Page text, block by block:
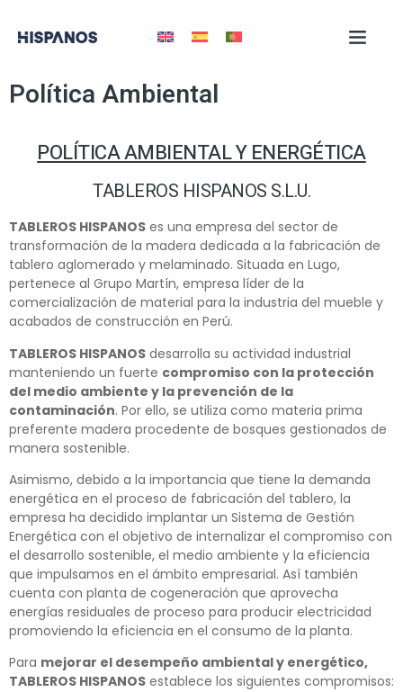
Política Ambiental
POLÍTICA AMBIENTAL Y ENERGÉTICA
TABLEROS HISPANOS S.L.U.
TABLEROS HISPANOS es una empresa del sector de
transformación de la madera dedicada a la fabricación de
tablero aglomerado y melaminado. Situada en Lugo,
pertenece al Grupo Martín, empresa líder de la
comercialización de material para la industria del mueble y
acabados de construcción en Perú.
TABLEROS HISPANOS desarrolla su actividad industrial
manteniendo un fuerte compromiso con la protección
del medio ambiente y la prevención de la
contaminación. Por ello, se utiliza como materia prima
preferente madera procedente de bosques gestionados de
manera sostenible.
Asimismo, debido a la importancia que tiene la demanda
energética en el proceso de fabricación del tablero, la
empresa ha decidido implantar un Sistema de Gestión
Energética con el objetivo de internalizar el compromiso con
el desarrollo sostenible, el medio ambiente y la eficiencia
que impulsamos en el ámbito empresarial. Así también
cuenta con planta de cogeneración que aprovecha
energías residuales de proceso para producir electricidad
promoviendo la eficiencia en el consumo de la planta.
Para mejorar el desempeño ambiental y energético,
TABLEROS HISPANOS establece los siguientes compromisos: